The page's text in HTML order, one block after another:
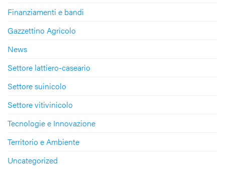
Finanziamenti e bandi
Gazzettino Agricolo
News
Settore lattiero-caseario
Settore suinicolo
Settore vitivinicolo
Tecnologie e Innovazione
Territorio e Ambiente
Uncategorized